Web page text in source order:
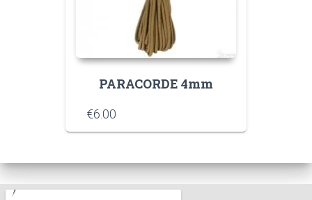
PARACORDE 4mm
€6.00